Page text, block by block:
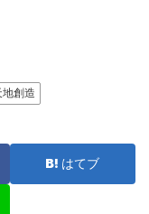
地創造
はてブ